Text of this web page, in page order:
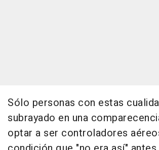
Sólo personas con estas
subrayado en una
optar a ser controladores